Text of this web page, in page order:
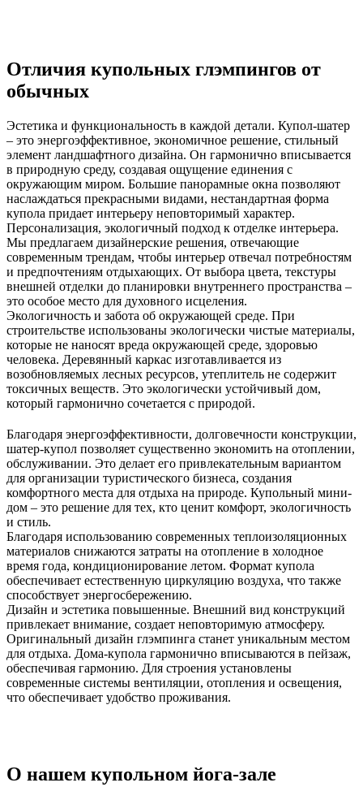
Отличия купольных глэмпингов от
обычных
Эстетика и функциональность в каждой детали. Купол-шатер
– это энергоэффективное, экономичное решение, стильный
элемент ландшафтного дизайна. Он гармонично вписывается
в природную среду, создавая ощущение единения с
окружающим миром. Большие панорамные окна позволяют
наслаждаться прекрасными видами, нестандартная форма
купола придает интерьеру неповторимый характер.
Персонализация, экологичный подход к отделке интерьера.
Мы предлагаем дизайнерские решения, отвечающие
современным трендам, чтобы интерьер отвечал потребностям
и предпочтениям отдыхающих. От выбора цвета, текстуры
внешней отделки до планировки внутреннего пространства –
это особое место для духовного исцеления.
Экологичность и забота об окружающей среде. При
строительстве использованы экологически чистые материалы,
которые не наносят вреда окружающей среде, здоровью
человека. Деревянный каркас изготавливается из
возобновляемых лесных ресурсов, утеплитель не содержит
токсичных веществ. Это экологически устойчивый дом,
который гармонично сочетается с природой.
Благодаря энергоэффективности, долговечности конструкции,
шатер-купол позволяет существенно экономить на отоплении,
обслуживании. Это делает его привлекательным вариантом
для организации туристического бизнеса, создания
комфортного места для отдыха на природе. Купольный мини-
дом – это решение для тех, кто ценит комфорт, экологичность
и стиль.
Благодаря использованию современных теплоизоляционных
материалов снижаются затраты на отопление в холодное
время года, кондиционирование летом. Формат купола
обеспечивает естественную циркуляцию воздуха, что также
способствует энергосбережению.
Дизайн и эстетика повышенные. Внешний вид конструкций
привлекает внимание, создает неповторимую атмосферу.
Оригинальный дизайн глэмпинга станет уникальным местом
для отдыха. Дома-купола гармонично вписываются в пейзаж,
обеспечивая гармонию. Для строения установлены
современные системы вентиляции, отопления и освещения,
что обеспечивает удобство проживания.
О нашем купольном йога-зале